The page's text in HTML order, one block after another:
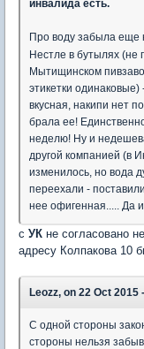
инвалида есть.
Про воду забыла еще
Нестле в бутылях (не
Мытищинском
этикетки
вкусная, накипи нет
брала ее!
неделю! Ну и
другой компанией (в
изменилось, но вода
переехали -
нее офигенная..... Да
с УК не согласовано
адресу Колпакова 10
Leozz, on 22 Oct 2015
С одной стороны
стороны нельзя